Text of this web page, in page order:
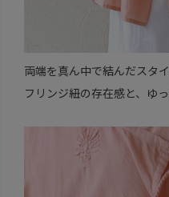
両端を真ん中で結んだスタイ
フリンジ紐の存在感と、ゆ